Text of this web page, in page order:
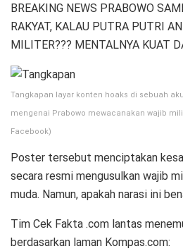
BREAKING NEWS PRABOWO
RAKYAT, KALAU PUTRA PUTRI
MILITER??? MENTALNYA KUAT
Tangkapan layar konten hoaks di sebuah
mengenai Prabowo mewacanakan wajib
Facebook)
Poster tersebut menciptakan
secara resmi mengusulkan wajib
muda. Namun, apakah narasi ini
Tim Cek Fakta .com lantas
berdasarkan laman Kompas.com: